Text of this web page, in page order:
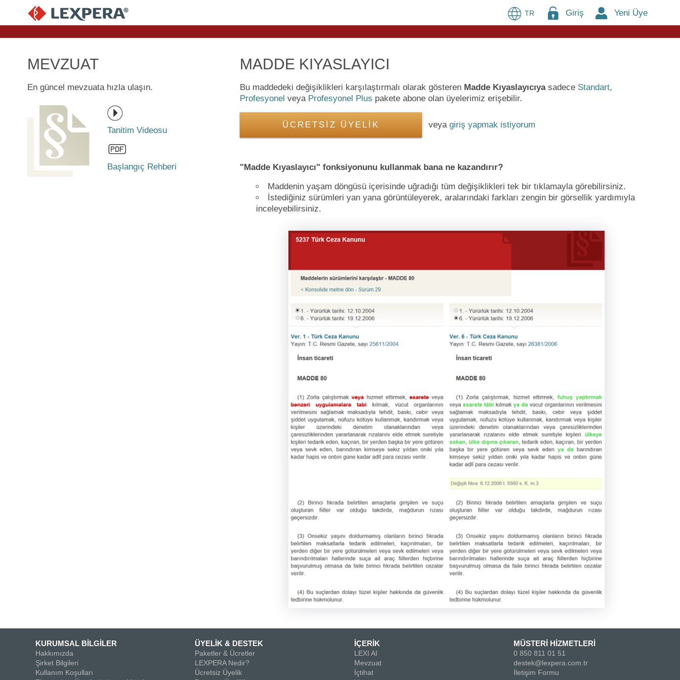
TR Giriş Yeni Üye
MEVZUAT
En güncel mevzuata hızla ulaşın.
Tanitim Videosu
Başlangıç Rehberi
MADDE KIYASLAYICI
Bu maddedeki değişiklikleri karşılaştırmalı olarak gösteren Madde Kıyaslayıcıyasadece Standart,
Profesyonel veya Profesyonel Plus pakete abone olan üyelerimiz erişebilir.
ÜCRETSİZ ÜYELİK veya giriş yapmak istiyorum
"Madde Kıyaslayıcı" fonksiyonunu kullanmak bana ne kazandırır?
Maddenin yaşam döngüsü içerisinde uğradığı tüm değişiklikleri tek bir tıklamayla görebilirsiniz.
İstediğiniz sürümleri yan yana görüntüleyerek, aralarındaki farkları zengin bir görsellik yardımıyla
inceleyebilirsiniz.
KURUMSAL BİLGİLER
Hakkımızda
Şirket Bilgileri
Kullanım Koşulları
ÜYELİK & DESTEK
Paketler & Ücretler
LEXPERA Nedir?
Ücretsiz Üyelik
İÇERİK
LEXI AI
Mevzuat
İçtihat
MÜSTERİ HİZMETLERİ
0 850 811 01 51
destek@lexpera.com.tr
İletişim Formu